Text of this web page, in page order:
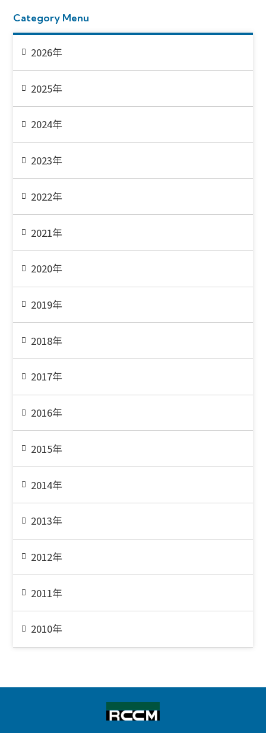
Category Menu
2026年
2025年
2024年
2023年
2022年
2021年
2020年
2019年
2018年
2017年
2016年
2015年
2014年
2013年
2012年
2011年
2010年